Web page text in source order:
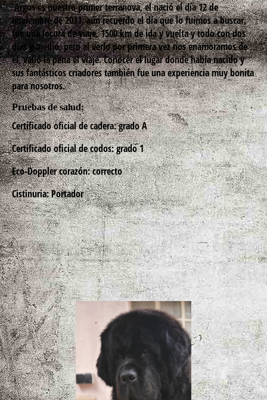
Argos es nuestro primer terranova, el nació el día 12 de
noviembre de 2011, aún recuerdo el día que lo fuimos a buscar,
fue una locura de viaje, 1500 km de ida y vuelta y todo con dos
días y medio, pero al verlo por primera vez nos enamoramos de
él, valió la pena el viaje. Conocer el lugar donde había nacido y
sus fantásticos criadores también fue una experiencia muy bonita
para nosotros.
Pruebas de salud:
Certificado oficial de cadera: grado A
Certificado oficial de codos: grado 1
Eco-Doppler corazón: correcto
Cistinuria: Portador